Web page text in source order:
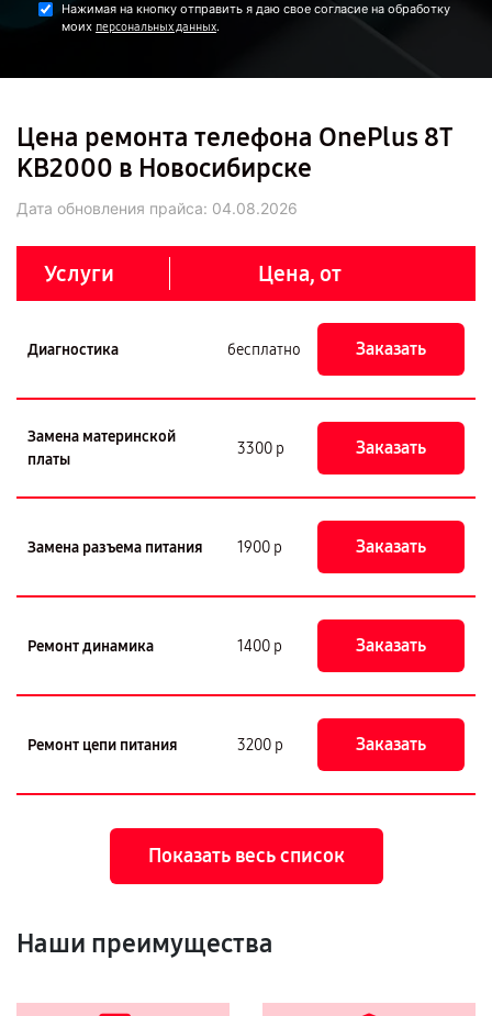
Нажимая на кнопку отправить я даю свое согласие на обработку
моих персональных данных.
Цена ремонта телефона OnePlus 8T
KB2000 в Новосибирске
Дата обновления прайса: 04.08.2026
Услуги Цена, от
Диагностика бесплатно Заказать
Замена материнской
платы
3300 р Заказать
Замена разъема питания 1900 р Заказать
Ремонт динамика 1400 р Заказать
Ремонт цепи питания 3200 р Заказать
Показать весь список
Наши преимущества